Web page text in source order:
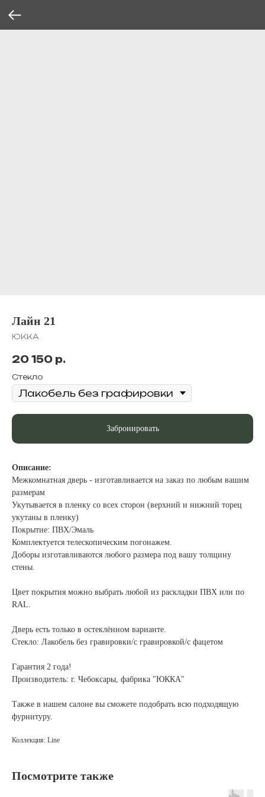
Лайн 21
ЮККА
20 150 р.
Стекло
Забронировать
Описание:
Межкомнатная дверь - изготавливается на заказ по любым вашим
размерам
Укутывается в пленку со всех сторон (верхний и нижний торец
укутаны в пленку)
Покрытие: ПВХ/Эмаль
Комплектуется телескопическим погонажем.
Доборы изготавливаются любого размера под вашу толщину
стены.
Цвет покрытия можно выбрать любой из раскладки ПВХ или по
RAL.
Дверь есть только в остеклённом варианте.
Стекло: Лакобель без гравировки/с гравировкой/с фацетом
Гарантия 2 года!
Производитель: г. Чебоксары, фабрика "ЮККА"
Также в нашем салоне вы сможете подобрать всю подходящую
фурнитуру.
Коллекция: Line
Посмотрите также